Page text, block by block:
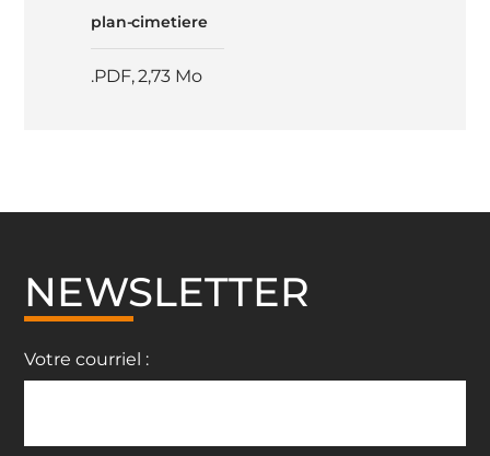
plan-cimetiere
.PDF,2,73 Mo
NEWSLETTER
Votre courriel :